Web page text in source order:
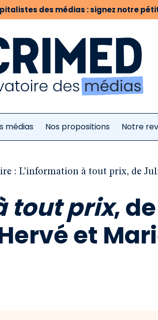
des médias : signez notre
médias Nos propositions Notre
: L’information à tout prix, de
tout prix, de
et